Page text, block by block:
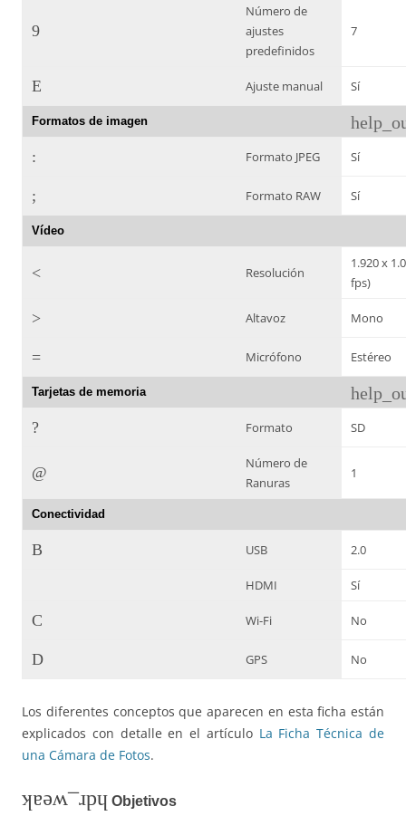
9
Número de
ajustes
predefinidos
7
E Ajuste manual Sí
Formatos de imagen
: Formato JPEG Sí
; Formato RAW Sí
Vídeo
< Resolución
1.920 x
fps)
> Altavoz Mono
= Micrófono Estéreo
Tarjetas de memoria
? Formato SD
@
Número de
Ranuras
1
Conectividad
B USB 2.0
HDMI Sí
C Wi-Fi No
D GPS No
Los diferentes conceptos que aparecen en esta ficha están
explicados con detalle en el artículo La Ficha Técnica de
una Cámara de Fotos.
hdr_weak Objetivos